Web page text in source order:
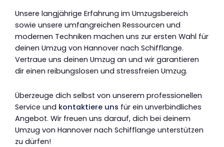
Unsere langjährige Erfahrung im Umzugsbereich
sowie unsere umfangreichen Ressourcen und
modernen Techniken machen uns zur ersten Wahl für
deinen Umzug von Hannover nach Schifflange.
Vertraue uns deinen Umzug an und wir garantieren
dir einen reibungslosen und stressfreien Umzug.
Überzeuge dich selbst von unserem professionellen
Service und kontaktiere uns für ein unverbindliches
Angebot. Wir freuen uns darauf, dich bei deinem
Umzug von Hannover nach Schifflange unterstützen
zu dürfen!